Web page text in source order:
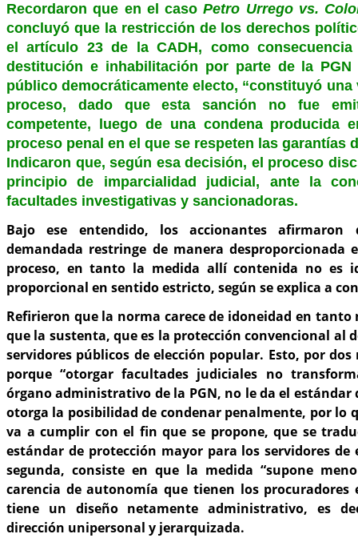
Recordaron que en el casoPetro Urrego vs.
concluyó que la restricción de los derechos
el artículo 23 de la CADH, como
destitución e inhabilitación por parte de la
público democráticamente electo, “constituyó
proceso, dado que esta sanción no fue
competente, luego de una condena producida
proceso penal en el que se respeten las garantías
Indicaron que, según esa decisión, el proceso
principio de imparcialidad judicial, ante la
facultades investigativas y sancionadoras.
Bajo ese entendido, los accionantes afirmaron
demandada restringe de manera desproporcionada
proceso, en tanto la medida allí contenida no es
proporcional en sentido estricto, según se explica a
Refirieron que la norma carece de idoneidad en
que la sustenta, que es la protección convencional al
servidores públicos de elección popular. Esto, por
porque “otorgar facultades judiciales no
órgano administrativo de la PGN, no le da el estándar
otorga la posibilidad de condenar penalmente, por lo
va a cumplir con el fin que se propone, que se
estándar de protección mayor para los servidores de
segunda, consiste en que la medida “supone
carencia de autonomía que tienen los
tiene un diseño netamente administrativo, es
dirección unipersonal y jerarquizada.